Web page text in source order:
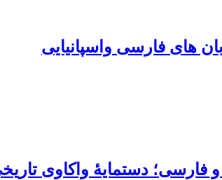
های فارسی واسپانیایی
فارسی؛ دستمایۀ واکاوی